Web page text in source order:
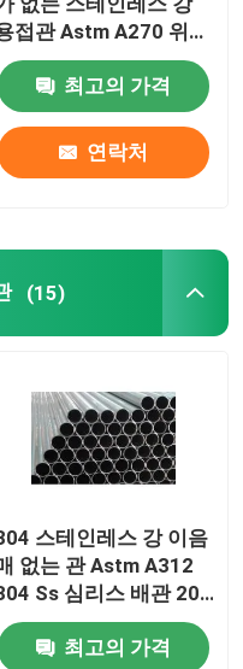
접관 Astm A270 위생
적 배관 용접
최고의 가격
연락처
(15)
스테인레스 강 이음
없는 관 Astm A312
Ss 심리스 배관 20
인치 슈 10
최고의 가격